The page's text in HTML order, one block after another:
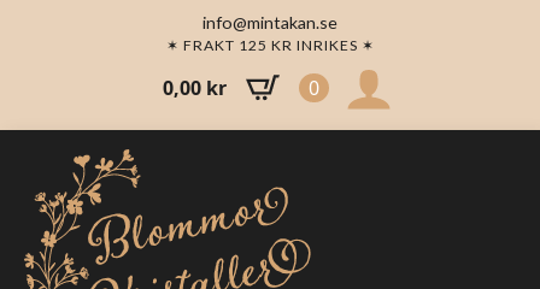
info@mintakan.se
✶ FRAKT 125 KR INRIKES ✶
0,00 kr 0